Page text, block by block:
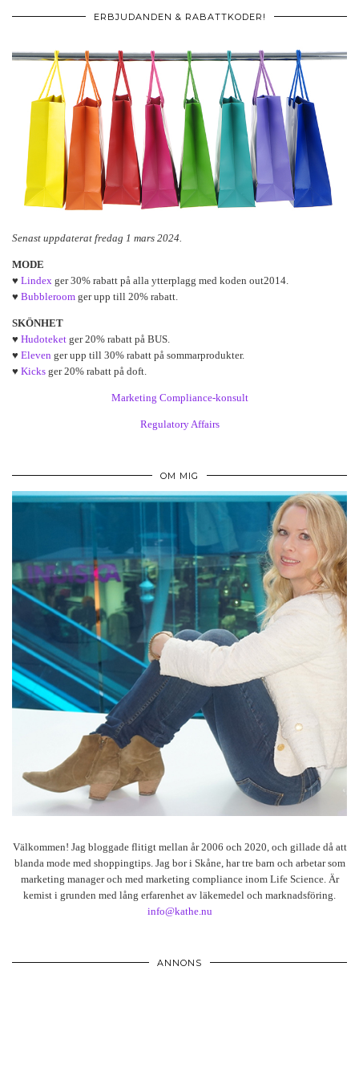
ERBJUDANDEN & RABATTKODER!
Senast uppdaterat fredag 1 mars 2024.
MODE
♥ Lindex ger 30% rabatt på alla ytterplagg med koden out2014.
♥ Bubbleroom ger upp till 20% rabatt.
SKÖNHET
♥ Hudoteket ger 20% rabatt på BUS.
♥ Eleven ger upp till 30% rabatt på sommarprodukter.
♥ Kicks ger 20% rabatt på doft.
Marketing Compliance-konsult
Regulatory Affairs
OM MIG
Välkommen! Jag bloggade flitigt mellan år 2006 och 2020, och gillade då att
blanda mode med shoppingtips. Jag bor i Skåne, har tre barn och arbetar som
marketing manager och med marketing compliance inom Life Science. Är
kemist i grunden med lång erfarenhet av läkemedel och marknadsföring.
info@kathe.nu
ANNONS